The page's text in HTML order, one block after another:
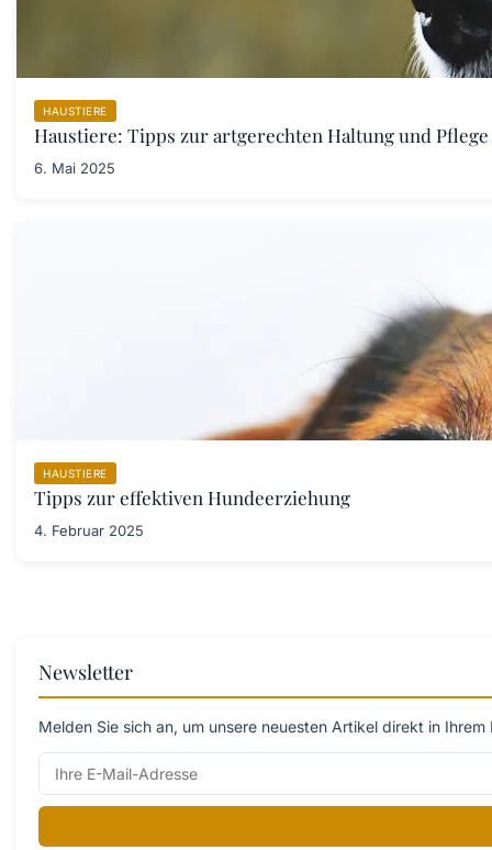
HAUSTIERE
Haustiere: Tipps zur artgerechten Haltung und Pflege
6. Mai 2025
HAUSTIERE
Tipps zur effektiven Hundeerziehung
4. Februar 2025
Newsletter
Melden Sie sich an, um unsere neuesten Artikel direkt in